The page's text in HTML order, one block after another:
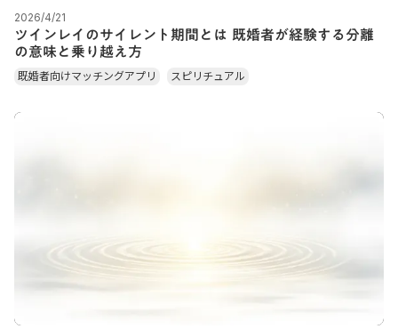
2026/4/21
ツインレイのサイレント期間とは 既婚者が経験する分離
の意味と乗り越え方
既婚者向けマッチングアプリ スピリチュアル